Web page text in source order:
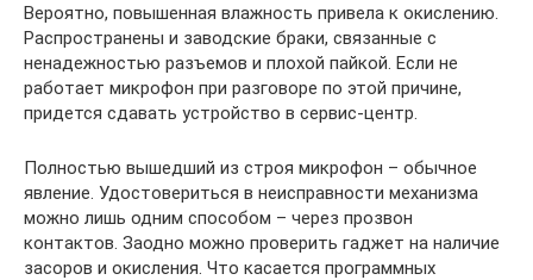
Вероятно, повышенная влажность привела к окислению.
Распространены и заводские браки, связанные с
ненадежностью разъемов и плохой пайкой. Если не
работает микрофон при разговоре по этой причине,
придется сдавать устройство в сервис-центр.
Полностью вышедший из строя микрофон – обычное
явление. Удостовериться в неисправности механизма
можно лишь одним способом – через прозвон
контактов. Заодно можно проверить гаджет на наличие
засоров и окисления. Что касается программных